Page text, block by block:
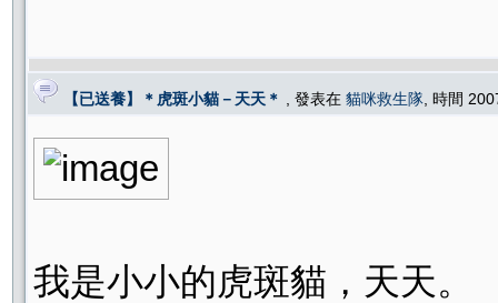
【已送養】＊虎斑小貓－天天＊ , 發表在 貓咪救生隊 , 時間
我是小小的虎斑貓，天天。